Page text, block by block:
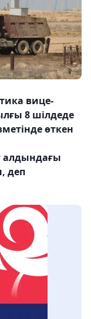
вице-
8 шілдеде
өткен
деп